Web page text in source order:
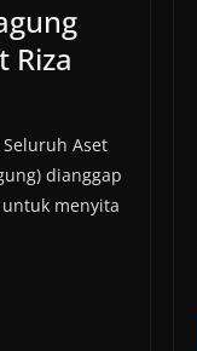
Riza
Aset
dianggap
menyita